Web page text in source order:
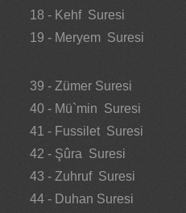
18 - Kehf Suresi
19 - Meryem Suresi
39 - Zümer Suresi
40 - Mü`min Suresi
41 - Fussilet Suresi
42 - Şûra Suresi
43 - Zuhruf Suresi
44 - Duhan Suresi